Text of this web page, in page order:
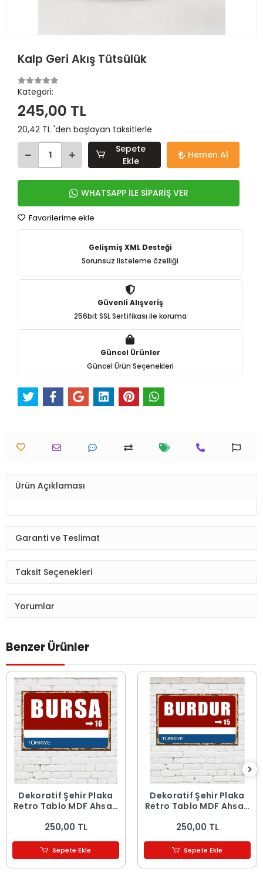
Kalp Geri Akış Tütsülük
Kategori:
245,00 TL
20,42 TL 'den başlayan taksitlerle
Sepete
Ekle
Hemen Al
WHATSAPP İLE SİPARİŞ VER
Favorilerime ekle
Gelişmiş XML Desteği
Sorunsuz listeleme özelliği
Güvenli Alışveriş
256bit SSL Sertifikası ile koruma
Güncel Ürünler
Güncel Ürün Seçenekleri
Ürün Açıklaması
Garanti ve Teslimat
Taksit Seçenekleri
Yorumlar
Benzer Ürünler
Dekoratif Şehir Plaka
Retro Tablo MDF Ahşap
250,00 TL
Sepete Ekle
Dekoratif Şehir Plaka
Retro Tablo MDF Ahşap
250,00 TL
Sepete Ekle